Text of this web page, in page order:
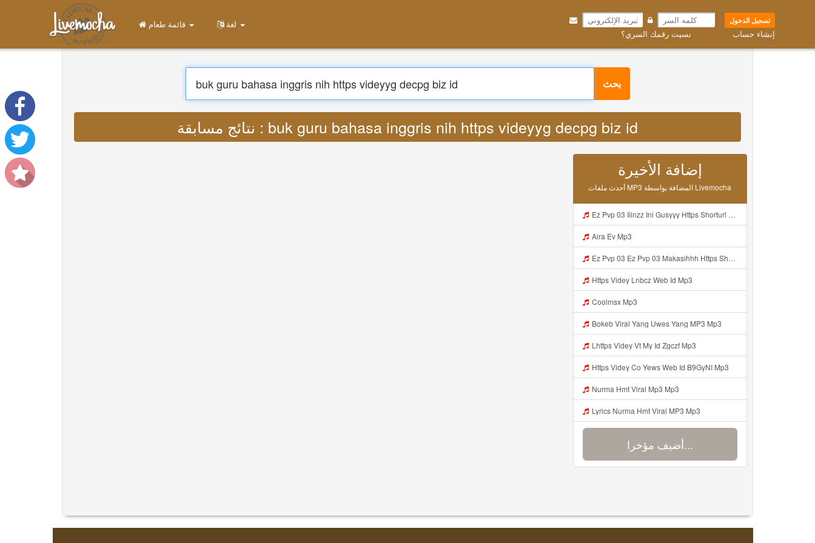
تسجيل الدخول
إنشاء حساب نسيت رقمك السري؟
بحث
نتائج مسابقة : buk guru bahasa inggris nih https videyyg decpg biz id
إضافة الأخيرة
أحدث ملفات MP3 المضافة بواسطة Livemocha
Ez Pvp 03 Iiinzz Ini Gusyyy Https Shorturl Asia Zdoak Mp3
Aira Ev Mp3
Ez Pvp 03 Ez Pvp 03 Makasihhh Https Shorturl Asia ZdOAK Mp3
Https Videy Lnbcz Web Id Mp3
Coolmsx Mp3
Bokeb Viral Yang Uwes Yang MP3 Mp3
Lhttps Videy Vt My Id Zgczf Mp3
Https Videy Co Yews Web Id B9GyNI Mp3
Nurma Hmt Viral Mp3 Mp3
Lyrics Nurma Hmt Viral MP3 Mp3
أضيف مؤخرا...